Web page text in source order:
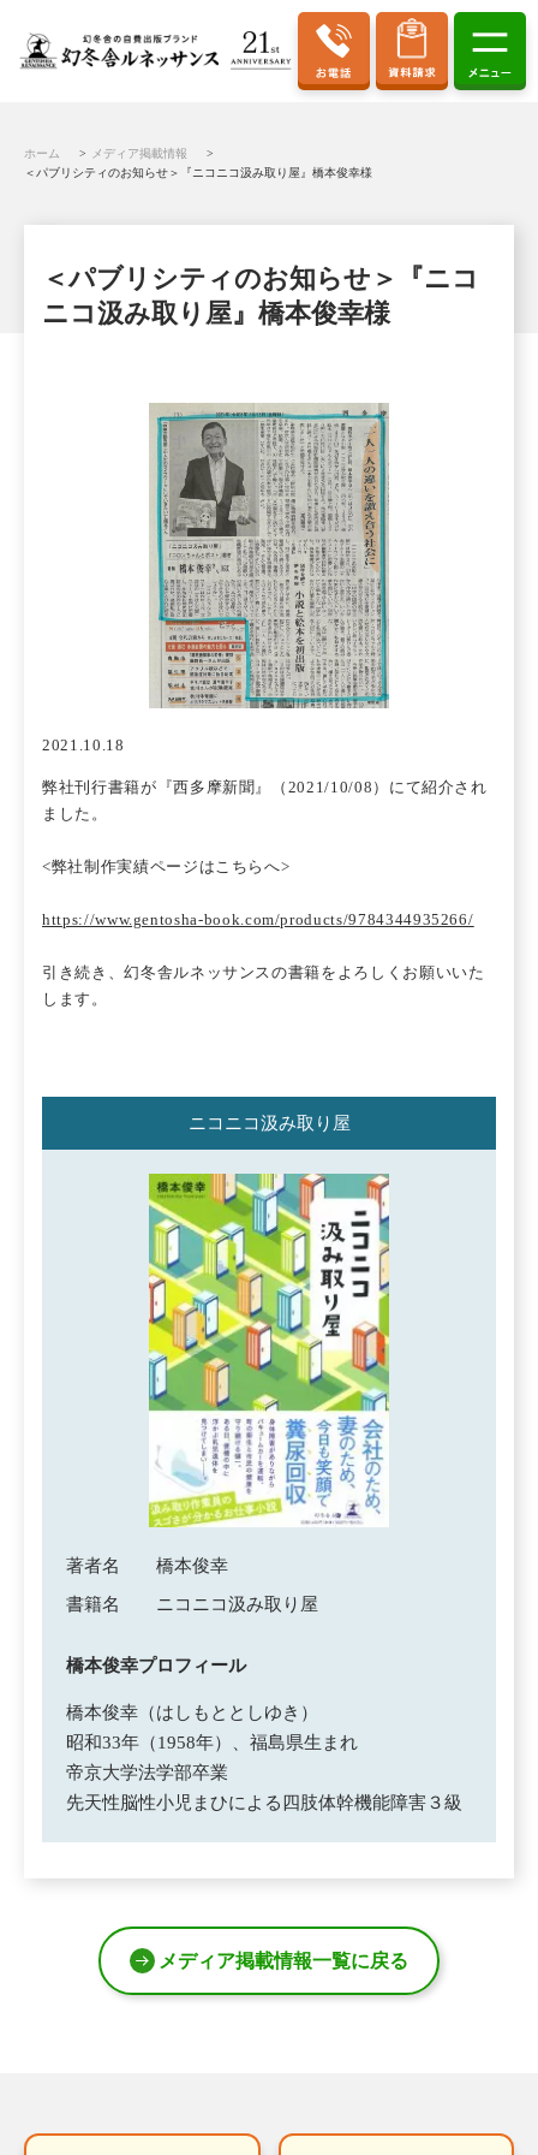
ホーム
メディア掲載情報
＜パブリシティのお知らせ＞『ニコニコ汲み取り屋』橋本俊幸様
＜パブリシティのお知らせ＞『ニコ
ニコ汲み取り屋』橋本俊幸様
2021.10.18
弊社刊行書籍が『西多摩新聞』（2021/10/08）にて紹介され
ました。
<弊社制作実績ページはこちらへ>
https://www.gentosha-book.com/products/9784344935266/
引き続き、幻冬舎ルネッサンスの書籍をよろしくお願いいた
します。
ニコニコ汲み取り屋
著者名
橋本俊幸
書籍名
ニコニコ汲み取り屋
橋本俊幸プロフィール
橋本俊幸（はしもととしゆき）
昭和33年（1958年）、福島県生まれ
帝京大学法学部卒業
先天性脳性小児まひによる四肢体幹機能障害３級
メディア掲載情報一覧に戻る